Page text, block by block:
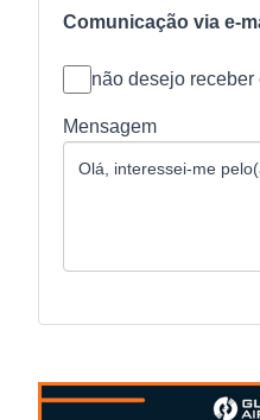
Comunicação via e-
não desejo receber
Mensagem